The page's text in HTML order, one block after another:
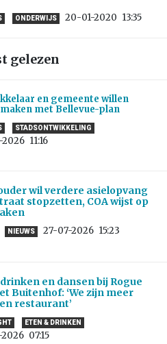
ONDERWIJS 20-01-2020 13:35
gelezen
en gemeente willen
met Bellevue-plan
STADSONTWIKKELING
11:16
wil verdere asielopvang
stopzetten, COA wijst op
NIEUWS 27-07-2026 15:23
en dansen bij Rogue
Buitenhof: ‘We zijn meer
restaurant’
ETEN & DRINKEN
07:15